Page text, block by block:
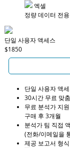
엑셀
정량 데이터 전용
단일 사용자 액세스
$1850
단일 사용자 액
30시간 무료 맞
무료 분석가 지원
구매 후 3개월
분석가 팀 직접
(전화/이메일을
제공 보고서 형식